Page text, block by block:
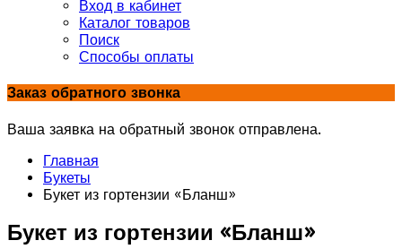
Вход в кабинет
Каталог товаров
Поиск
Способы оплаты
Заказ обратного звонка
Ваша заявка на обратный звонок отправлена.
Главная
Букеты
Букет из гортензии «Бланш»
Букет из гортензии «Бланш»